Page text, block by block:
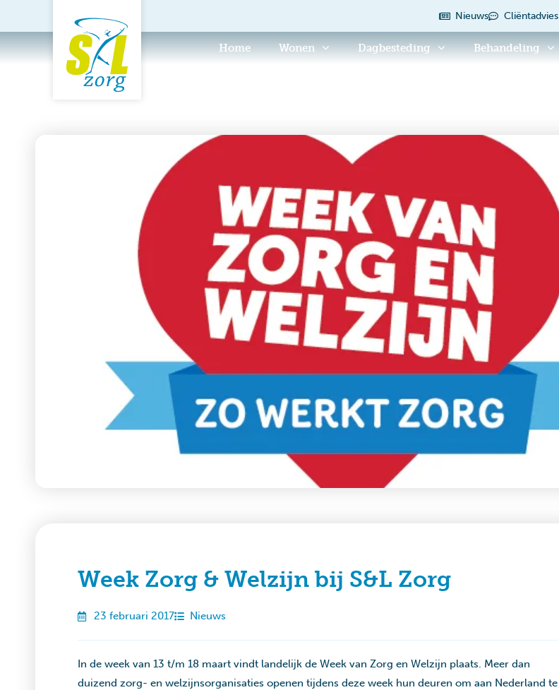
Nieuws Cliëntadvies
Home Wonen Dagbesteding Behandeling
Week Zorg & Welzijn bij S&L Zorg
23 februari 2017 Nieuws
In de week van 13 t/m 18 maart vindt landelijk de Week van Zorg en Welzijn plaats. Meer dan
duizend zorg- en welzijnsorganisaties openen tijdens deze week hun deuren om aan Nederland te